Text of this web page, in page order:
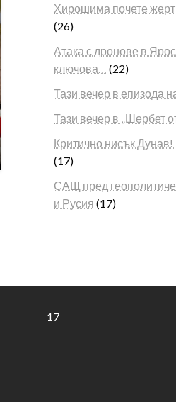
Хирошима почете
(26)
Атака с дронове в
ключова…
(22)
Тази вечер в епизода
Тази вечер в „Шербет
Критично нисък Дунав!
(17)
САЩ пред
и Русия (17)
17